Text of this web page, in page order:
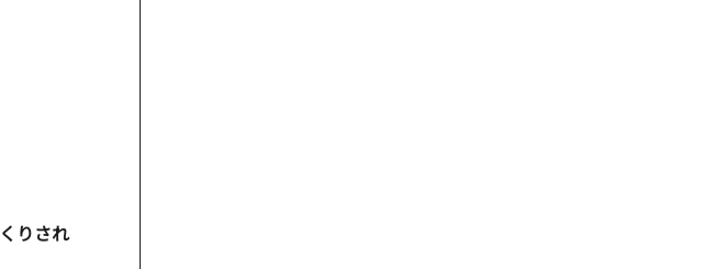
りされ